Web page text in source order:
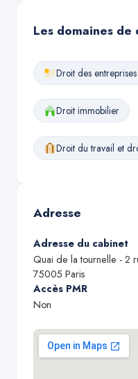
Les domaines
Droit des
Droit immobilier
Droit du travail et
Adresse
Adresse du cabinet
Quai de la tournelle - 2
75005 Paris
Accès PMR
Non